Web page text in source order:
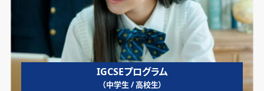
IGCSEプログラム
（中学生 / 高校生）